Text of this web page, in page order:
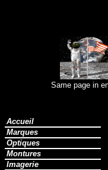
Accueil
Marques
Optiques
Montures
Imagerie
Same page in